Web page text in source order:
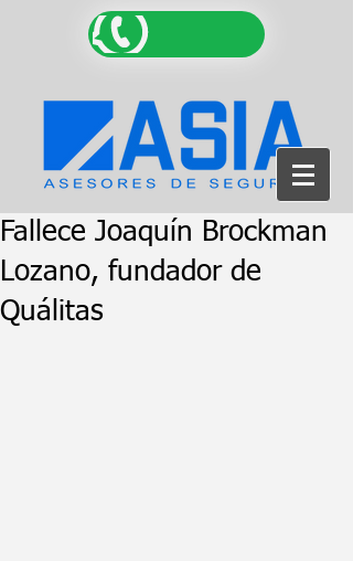
Fallece Joaquín Brockman
Lozano, fundador de
Quálitas